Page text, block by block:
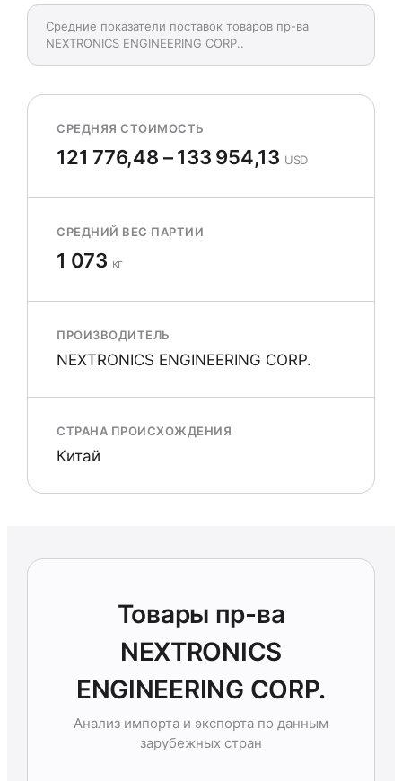
Средние показатели поставок товаров пр-ва
NEXTRONICS ENGINEERING CORP..
СРЕДНЯЯ СТОИМОСТЬ
121 776,48 – 133 954,13 USD
СРЕДНИЙ ВЕС ПАРТИИ
1 073 кг
ПРОИЗВОДИТЕЛЬ
NEXTRONICS ENGINEERING CORP.
СТРАНА ПРОИСХОЖДЕНИЯ
Китай
Товары пр-ва
NEXTRONICS
ENGINEERING CORP.
Анализ импорта и экспорта по данным
зарубежных стран